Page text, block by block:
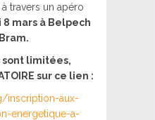
travers un apéro
mars à Belpech
limitées,
sur ce lien :
inscription-aux-
energetique-a-